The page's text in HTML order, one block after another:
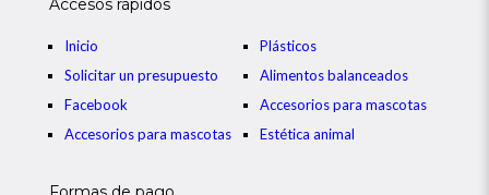
Accesos rápidos
Inicio
Solicitar un presupuesto
Facebook
Accesorios para mascotas
Plásticos
Alimentos balanceados
Accesorios para mascotas
Estética animal